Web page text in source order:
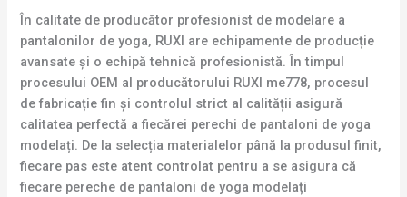
În calitate de producător profesionist de modelare a
pantalonilor de yoga, RUXI are echipamente de producție
avansate și o echipă tehnică profesionistă. În timpul
procesului OEM al producătorului RUXI me778, procesul
de fabricație fin și controlul strict al calității asigură
calitatea perfectă a fiecărei perechi de pantaloni de yoga
modelați. De la selecția materialelor până la produsul finit,
fiecare pas este atent controlat pentru a se asigura că
fiecare pereche de pantaloni de yoga modelați